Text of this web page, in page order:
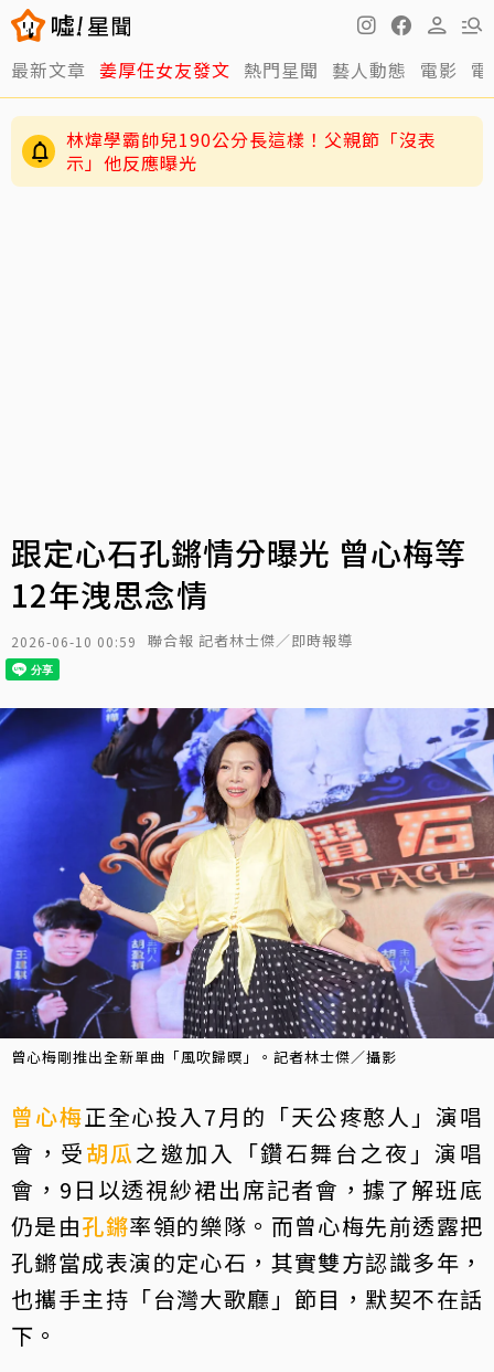
最新文章 姜厚任女友發文 熱門星聞 藝人動態 電影
林煒學霸帥兒190公分長這樣！父親節「沒表
示」他反應曝光
跟定心石孔鏘情分曝光 曾心梅等
12年洩思念情
2026-06-10 00:59 聯合報 記者林士傑／即時報導
曾心梅剛推出全新單曲「風吹歸暝」。記者林士傑／攝影
曾心梅正全心投入7月的「天公疼憨人」演唱
會，受胡瓜之邀加入「鑽石舞台之夜」演唱
會，9日以透視紗裙出席記者會，據了解班底
仍是由孔鏘率領的樂隊。而曾心梅先前透露把
孔鏘當成表演的定心石，其實雙方認識多年，
也攜手主持「台灣大歌廳」節目，默契不在話
下。